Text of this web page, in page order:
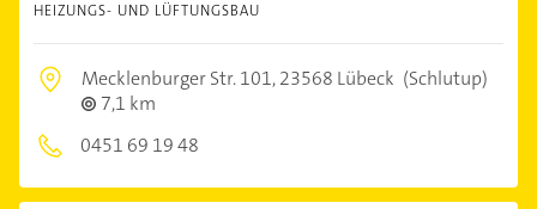
HEIZUNGS- UND LÜFTUNGSBAU
Mecklenburger Str. 101,23568 Lübeck (Schlutup)
7,1 km
0451 69 19 48